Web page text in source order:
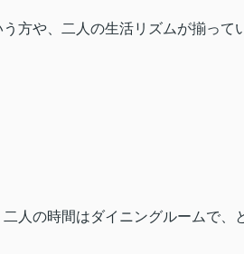
方や、二人の生活リズムが揃って
人の時間はダイニングルームで、